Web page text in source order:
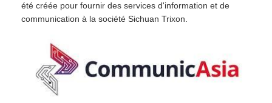
été créée pour fournir des services d'information et de
communication à la société Sichuan Trixon.